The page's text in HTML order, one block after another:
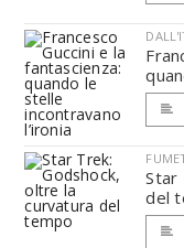
Star
del